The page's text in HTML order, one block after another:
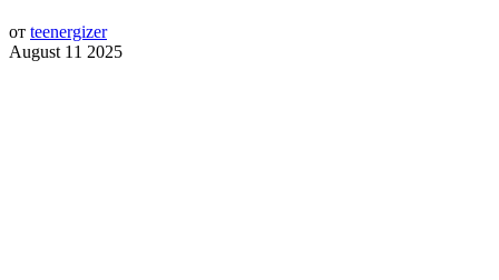
от teenergizer
August 11 2025